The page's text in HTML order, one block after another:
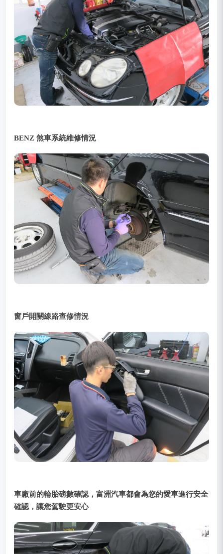
BENZ 煞車系統維修情況
窗戶開關線路查修情況
車廠前的輪胎磅數確認，富洲汽車都會為您的愛車進行安全
確認，讓您駕駛更安心